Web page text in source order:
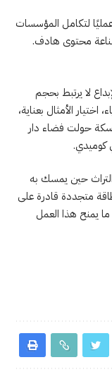
لتكامل المؤسسات
محتوى هادف.
لا يرتبط بحجم
اختيار الأمثال بعناية،
حولت فضاء دار
كوميدي.
حين يمسك به
متجددة قادرة على
يمنح هذا العمل